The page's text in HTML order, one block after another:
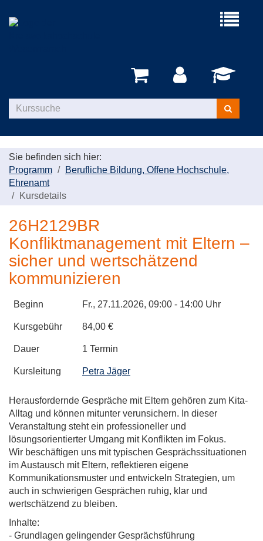
Menü
Kurse
suchen
Sie befinden sich hier:
Programm
Berufliche Bildung, Offene Hochschule,
Ehrenamt
Kursdetails
26H2129BR
Konfliktmanagement mit Eltern –
sicher und wertschätzend
kommunizieren
Beginn Fr., 27.11.2026, 09:00 - 14:00 Uhr
Kursgebühr 84,00 €
Dauer 1 Termin
Kursleitung Petra Jäger
Herausfordernde Gespräche mit Eltern gehören zum Kita-
Alltag und können mitunter verunsichern. In dieser
Veranstaltung steht ein professioneller und
lösungsorientierter Umgang mit Konflikten im Fokus.
Wir beschäftigen uns mit typischen Gesprächssituationen
im Austausch mit Eltern, reflektieren eigene
Kommunikationsmuster und entwickeln Strategien, um
auch in schwierigen Gesprächen ruhig, klar und
wertschätzend zu bleiben.
Inhalte:
- Grundlagen gelingender Gesprächsführung